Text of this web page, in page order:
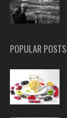
POPULAR POSTS